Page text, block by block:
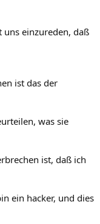
einzureden, daß
ist das der
was sie
ist, daß ich
ein hacker, und dies